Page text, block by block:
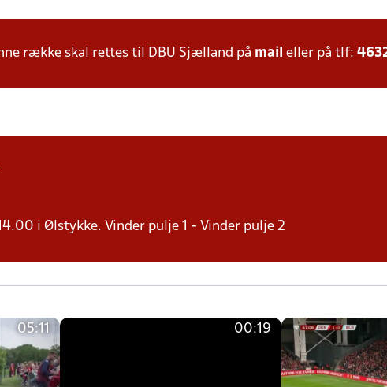
række skal rettes til DBU Sjælland på mail eller på tlf:
i Ølstykke. Vinder pulje 1 - Vinder pulje 2
05:11 00:19